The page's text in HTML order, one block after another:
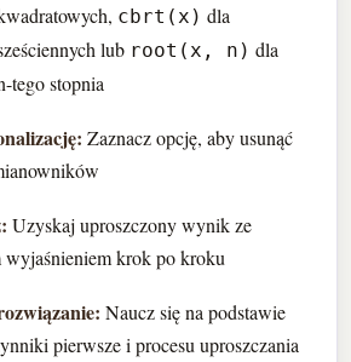
cbrt(x) dla
lub root(x, n) dla
tego stopnia
Zaznacz opcję, aby usunąć
Uzyskaj uproszczony wynik ze
wyjaśnieniem krok po kroku
Naucz się na podstawie
pierwsze i procesu uproszczania